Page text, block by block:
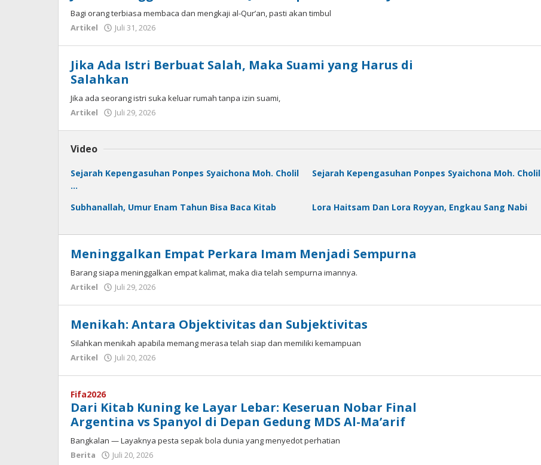
Bagi orang terbiasa membaca dan mengkaji al-Qur’an, pasti akan timbul
Artikel
Juli 31, 2026
Rosi
Jika Ada Istri Berbuat Salah, Maka Suami yang Harus di
Salahkan
Jika ada seorang istri suka keluar rumah tanpa izin suami,
Artikel
Juli 29, 2026
Rosi
Video
Sejarah Kepengasuhan Ponpes Syaichona Moh. Cholil
…
Sejarah Kepengasuhan Ponpes Syaichona Moh. Cholil
Subhanallah, Umur Enam Tahun Bisa Baca Kitab Lora Haitsam Dan Lora Royyan, Engkau Sang Nabi
Meninggalkan Empat Perkara Imam Menjadi Sempurna
Barang siapa meninggalkan empat kalimat, maka dia telah sempurna imannya.
Artikel
Juli 29, 2026
Rosi
Menikah: Antara Objektivitas dan Subjektivitas
Silahkan menikah apabila memang merasa telah siap dan memiliki kemampuan
Artikel
Juli 20, 2026
Fifa2026
Dari Kitab Kuning ke Layar Lebar: Keseruan Nobar Final
Argentina vs Spanyol di Depan Gedung MDS Al-Ma’arif
Bangkalan — Layaknya pesta sepak bola dunia yang menyedot perhatian
Berita
Juli 20, 2026